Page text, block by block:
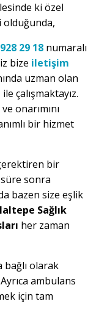
ki özel
29 18 numaralı
bize iletişim
uzman olan
çalışmaktayız.
onarımını
bir hizmet
bir
süre sonra
bazen size eşlik
Sağlık
her zaman
bağlı olarak
ambulans
için tam